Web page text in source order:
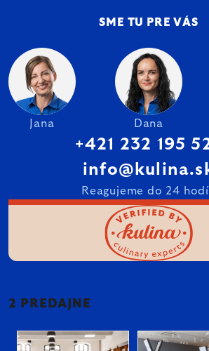
SME TU PRE VÁS
Jana Dana
+421 232 195
Reagujeme do 24
2 PREDAJNE